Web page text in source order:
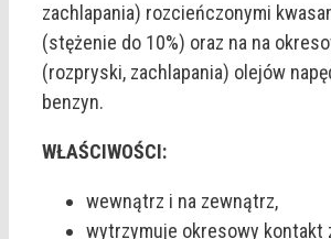
zachlapania) rozcieńczonymi
(stężenie do 10%) oraz na na
(rozpryski, zachlapania) olejów
benzyn.
WŁAŚCIWOŚCI:
wewnątrz i na zewnątrz,
wytrzymuje okresowy kontakt